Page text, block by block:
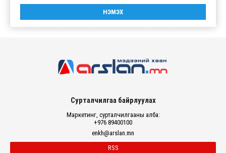
Сурталчилгаа байрлуулах
Маркетинг, сурталчилгааны алба:
+976 89400100
enkh@arslan.mn
RSS